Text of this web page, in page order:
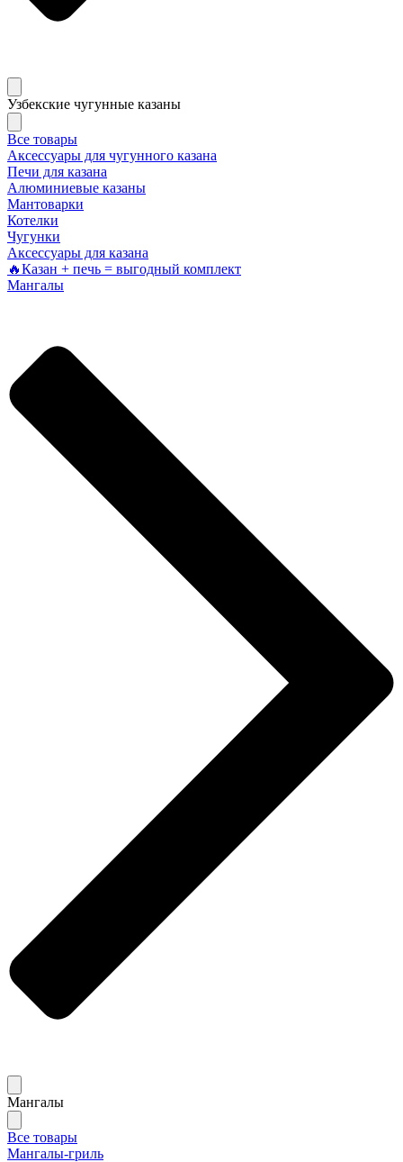
Узбекские чугунные казаны
Все товары
Аксессуары для чугунного казана
Печи для казана
Алюминиевые казаны
Мантоварки
Котелки
Чугунки
Аксессуары для казана
🔥Казан + печь = выгодный комплект
Мангалы
Мангалы
Все товары
Мангалы-гриль